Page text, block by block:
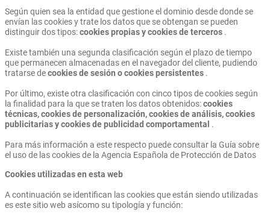
Según quien sea la entidad que gestione el dominio desde donde se
envían las cookies y trate los datos que se obtengan se pueden
distinguir dos tipos:cookies propias y cookies de terceros .
Existe también una segunda clasificación según el plazo de tiempo
que permanecen almacenadas en el navegador del cliente, pudiendo
tratarse decookies de sesión o cookies persistentes .
Por último, existe otra clasificación con cinco tipos de cookies según
la finalidad para la que se traten los datos obtenidos:cookies
técnicas, cookies de personalización, cookies de análisis, cookies
publicitarias y cookies de publicidad comportamental .
Para más información a este respecto puede consultar la Guía sobre
el uso de las cookies de la Agencia Española de Protección de Datos
Cookies utilizadas en esta web
A continuación se identifican las cookies que están siendo utilizadas
es este sitio web asícomo su tipología y función: